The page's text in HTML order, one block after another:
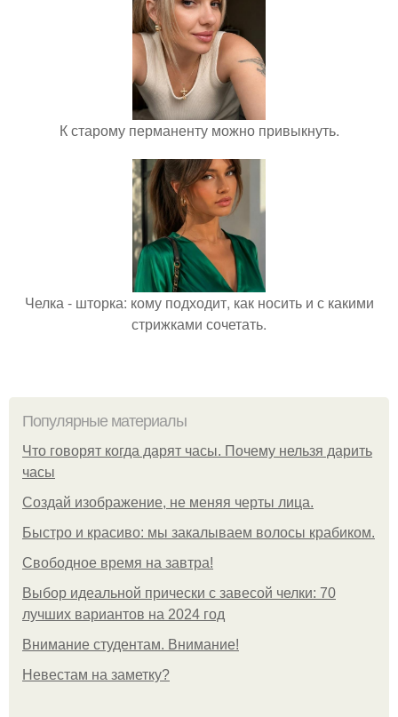
К старому перманенту можно привыкнуть.
Челка - шторка: кому подходит, как носить и с какими
стрижками сочетать.
Популярные материалы
Что говорят когда дарят часы. Почему нельзя дарить
часы
Создай изображение, не меняя черты лица.
Быстро и красиво: мы закалываем волосы крабиком.
Свободное время на завтра!
Выбор идеальной прически с завесой челки: 70
лучших вариантов на 2024 год
Внимание студентам. Внимание!
Невестам на заметку?